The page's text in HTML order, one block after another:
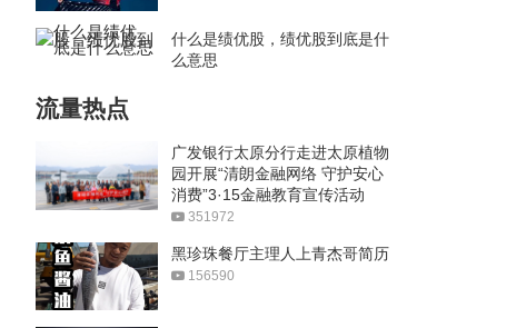
什么是绩优股，绩优股到底是什
么意思
流量热点
广发银行太原分行走进太原植物
园开展“清朗金融网络 守护安心
消费”3·15金融教育宣传活动
351972
黑珍珠餐厅主理人上青杰哥简历
156590